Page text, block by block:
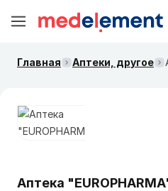
Главная Аптеки, другое
Аптека